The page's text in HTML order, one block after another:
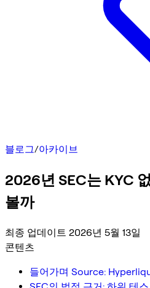
블로그/아카이브
2026년 SEC는 KYC
볼까
최종 업데이트 2026년 5월 13일
콘텐츠
들어가며 Source: